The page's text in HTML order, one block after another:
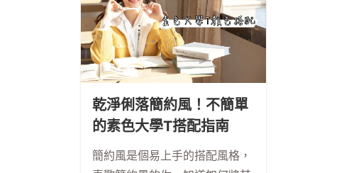
乾淨俐落簡約風！不簡單
的素色大學T搭配指南
簡約風是個易上手的搭配風格，